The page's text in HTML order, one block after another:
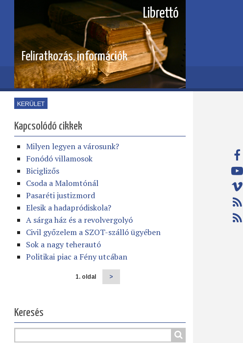
Librettó
Feliratkozás, információk
KERÜLET
Kapcsolódó cikkek
Milyen legyen a városunk?
Fonódó villamosok
Biciglizős
Csoda a Malomtónál
Pasaréti justizmord
Elesik a hadapródiskola?
A sárga ház és a revolvergolyó
Civil győzelem a SZOT-szálló ügyében
Sok a nagy teherautó
Politikai piac a Fény utcában
1. oldal
Következő
oldal
>
Keresés